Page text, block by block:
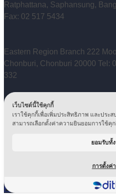
Ratphattana, Saphansung,
Fax: 02 517 5434
Eastern Region Branch 222
Chonburi, Chonburi 20000 Tel:
332
Technical Service Center 40
Prawet, Bangkok 10250 Tel: 0
Copyright © 2024, Ditto
Corporate
Privacy
PolicyIT
เว็บไซต์นี้ใช้คุกกี้
เราใช้คุกกี้เพื่อเพิ่มประสิทธิภาพ และปร
สามารถเลือกตั้งค่าความยินยอมการใช้คุ
ยอมรับทั้
การตั้งค่